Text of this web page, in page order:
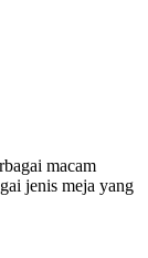
macam
jenis meja yang